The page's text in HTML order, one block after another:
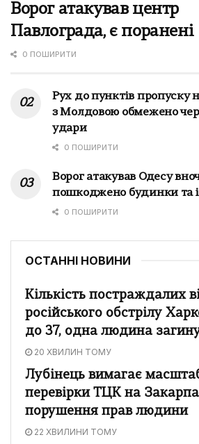
Ворог атакував центр
Павлограда, є поранені
0 ПОШИРИТИ
Рух до пунктів пропуску
з Молдовою обмежено
удари
0 ПОШИРИТИ
Ворог атакував Одесу
пошкоджено будинки та
0 ПОШИРИТИ
ОСТАННІ НОВИНИ
Кількість постраждалих
російського обстрілу
до 37, одна людина
20 ХВИЛИН ТОМУ
Лубінець вимагає
перевірки ТЦК на
порушення прав людини
22 ХВИЛИНИ ТОМУ